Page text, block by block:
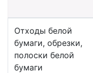
Отходы белой
бумаги, обрезки,
полоски белой
бумаги